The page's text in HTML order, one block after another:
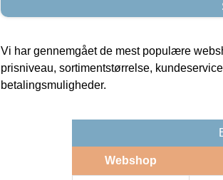
Vi har gennemgået de mest populære
prisniveau, sortimentstørrelse,
betalingsmuligheder.
Webshop